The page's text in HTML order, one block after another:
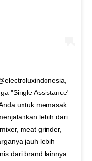
"Single Assistance"
untuk memasak.
lebih dari
meat grinder,
jauh lebih
dari brand lainnya.